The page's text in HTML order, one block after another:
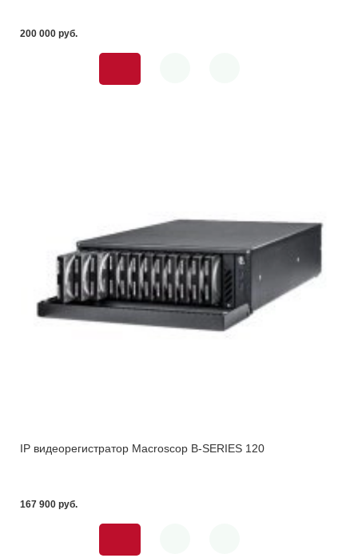
200 000 pуб.
IP видеорегистратор Macroscop B-SERIES 120
167 900 pуб.